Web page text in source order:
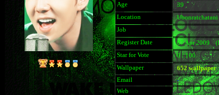
Age
39
Location
Ubonratchatani
Job
Register Date
07 Apr 2009
Star for Vote
0 / 100
Wallpaper
652 wallpaper
Email
-
Web